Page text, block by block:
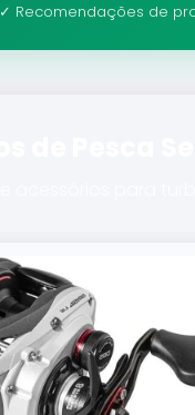
✓ Recomendações de